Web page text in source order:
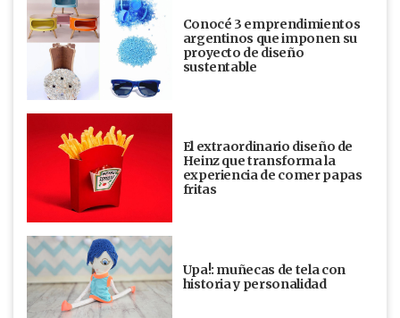
Conocé 3 emprendimientos
argentinos que imponen su
proyecto de diseño
sustentable
El extraordinario diseño de
Heinz que transforma la
experiencia de comer papas
fritas
Upa!: muñecas de tela con
historia y personalidad